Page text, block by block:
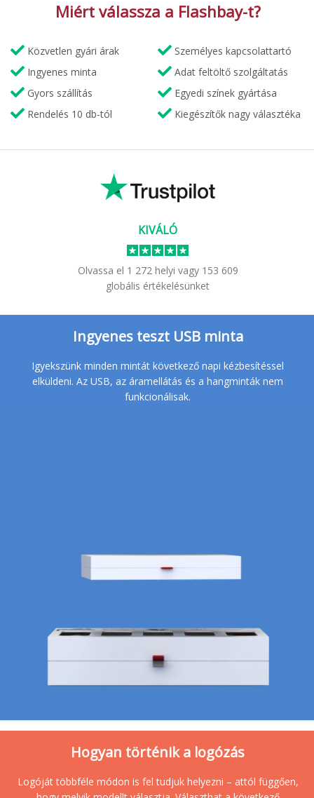
Miért válassza a Flashbay-t?
Közvetlen gyári árak
Ingyenes minta
Gyors szállítás
Rendelés 10 db-tól
Személyes kapcsolattartó
Adat feltöltő szolgáltatás
Egyedi színek gyártása
Kiegészítők nagy választéka
KIVÁLÓ
Olvassa el 1 272 helyi vagy 153 609
globális értékelésünket
Ingyenes teszt USB minta
Igyekszünk minden mintát következő napi kézbesítéssel
elküldeni. Az USB, az áramellátás és a hangminták nem
funkcionálisak.
Hogyan történik a logózás
Logóját többféle módon is fel tudjuk helyezni – attól függően,